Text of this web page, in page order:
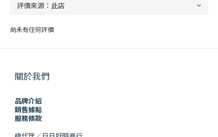
尚未有任何評價
關於我們
品牌介紹
銷售據點
服務條款